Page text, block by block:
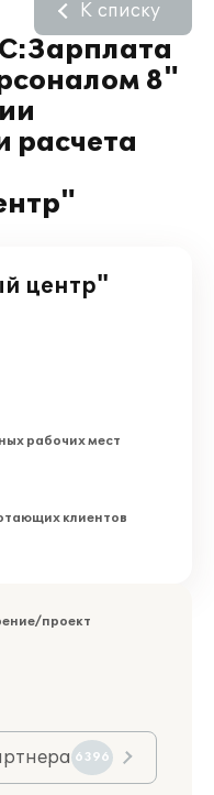
8"
расчета
К списку
центр"
рабочих мест
клиентов
проект
6396